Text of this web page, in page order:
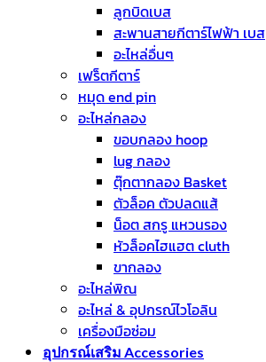
ลูกบิดเบส
สะพานสายกีตาร์ไฟฟ้า เบส
อะไหล่อื่นๆ
เฟร็ตกีตาร์
หมุด end pin
อะไหล่กลอง
ขอบกลอง hoop
lug กลอง
ตุ๊กตากลอง Basket
ตัวล็อค ตัวปลดแส้
น็อต สกรู แหวนรอง
หัวล็อคไฮแฮต cluth
ขากลอง
อะไหล่พิณ
อะไหล่ & อุปกรณ์ไวโอลิน
เครื่องมือซ่อม
อุปกรณ์เสริม Accessories